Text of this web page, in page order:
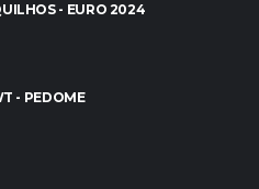
- EURO 2024
- PEDOME